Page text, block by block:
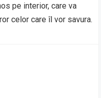
pe interior, care va
celor care îl vor savura.